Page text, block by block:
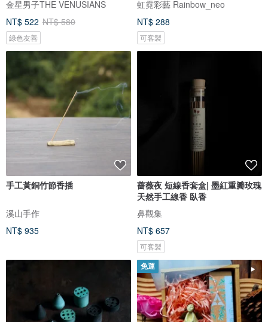
金星男子THE VENUSIANS
NT$ 522 NT$ 580
綠色友善
虹霓彩藝 Rainbow_neo
NT$ 288
可客製
手工黃銅竹節香插
溪山手作
NT$ 935
薔薇夜 短線香套盒| 墨紅重瓣玫瑰
天然手工線香 臥香
鼻觀集
NT$ 657
可客製
免運